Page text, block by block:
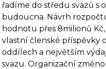
řadíme do středu svazů s
budoucna. Návrh
hodnotu přes 8milionů
vlastní členské příspěvky
oddílech a největším
svazu. Organizační